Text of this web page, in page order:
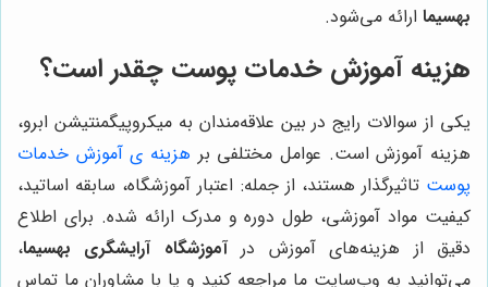
بهسیما ارائه می‌شود.
هزینه آموزش خدمات پوست چقدر است؟
یکی از سوالات رایج در بین علاقه‌مندان به میکروپیگمنتیشن ابرو،
هزینه آموزش است. عوامل مختلفی بر هزینه ی آموزش خدمات
پوست تاثیرگذار هستند، از جمله: اعتبار آموزشگاه، سابقه اساتید،
کیفیت مواد آموزشی، طول دوره و مدرک ارائه شده. برای اطلاع
دقیق از هزینه‌های آموزش درآموزشگاه آرایشگری بهسیما،
می‌توانید به وب‌سایت ما مراجعه کنید و یا با مشاوران ما تماس